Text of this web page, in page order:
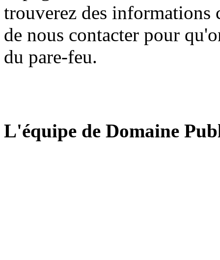
trouverez des informations
de nous contacter pour
du pare-feu.
L'équipe de Domaine